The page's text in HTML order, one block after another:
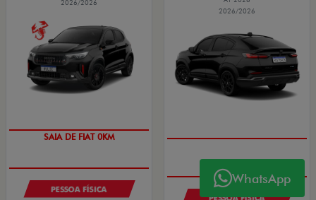
2026/2026
SAIA DE FIAT 0KM
PESSOA FÍSICA
2026/2026
PESSOA FÍSICA
WhatsApp